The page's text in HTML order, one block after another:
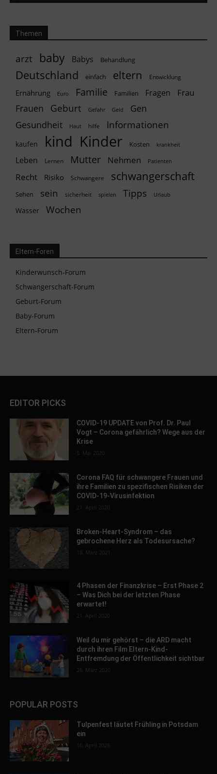
Themen
arzt baby Babys Behandlung
Deutschland einfach eltern Entwicklung
Ernährung Euro Familie Familien Fragen Frau
Frauen Geburt Gefahr Geld
Gen
Gesundheit
Haut hilfe Informationen
kaufen kind Kinder Kosten krankheit
Leben Lernen Mutter Nehmen Patienten
Recht Risiko Schwangere schwangerschaft
Sehen sein sicherheit spielen Tipps Urlaub
Wasser Wochen
Eltern-Foren
Kinderwunsch-Forum
Schwangerschaft-Forum
Geburt-Forum
Baby-Forum
Eltern-Forum
EDITOR PICKS
COVID-19 UPDATE von Prof. Dr. Paul
Vogt – Corona gefährlich? Wege aus der
Krise
5. Mai 2020
Corona FAQ für schwangere Frauen und
ihre Familien zu spezifischen Risiken der
COVID-19-Virusinfektion
21. April 2020
Broken-Heart-Syndrom – das
gebrochene Herz als Todesursache?
18. März 2021
4 Phasen der Finanzkrise – Erst Phase 2
– Was Dich bei der letzten Phase
erwartet!
21. April 2020
Weil du mir gehörst – die ARD macht
durch ihren Film Eltern-Kind-
Entfremdung der Öffentlichkeit sichtbar
26. März 2020
POPULAR POSTS
Tulpenfest läutet Frühling in Potsdam
ein
16. April 2026